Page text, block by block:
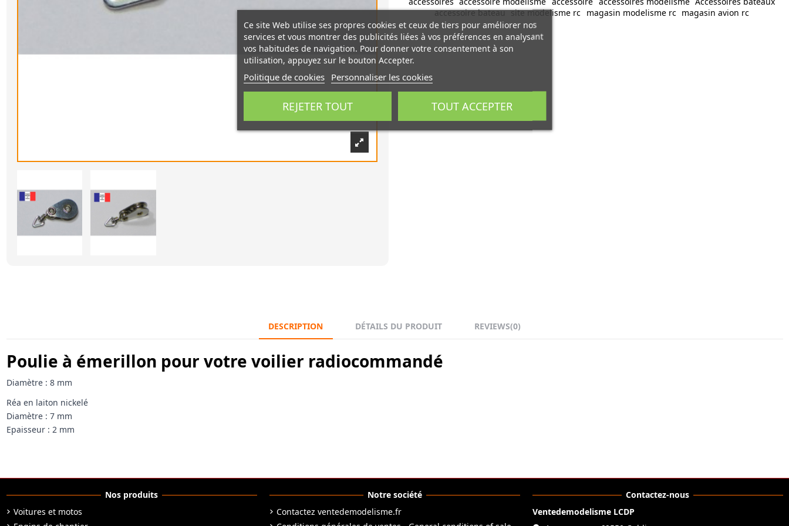
accessoire bateau site modelisme rc magasin modelisme rc magasin avion rc
DESCRIPTION DÉTAILS DU PRODUIT REVIEWS(0)
Poulie à émerillon pour votre voilier radiocommandé
Diamètre : 8 mm
Réa en laiton nickelé
Diamètre : 7 mm
Epaisseur : 2 mm
Nos produits
Voitures et motos
Notre société
Contactez ventedemodelisme.fr
Contactez-nous
Ventedemodelisme LCDP
Ce site Web utilise ses propres cookies et ceux de tiers pour améliorer nos
services et vous montrer des publicités liées à vos préférences en analysant
vos habitudes de navigation. Pour donner votre consentement à son
utilisation, appuyez sur le bouton Accepter.
Politique de cookies Personnaliser les cookies
REJETER TOUT TOUT ACCEPTER